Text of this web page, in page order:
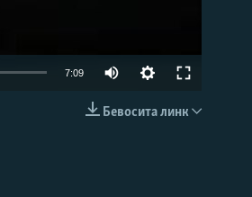
7:09
Бевосита линк